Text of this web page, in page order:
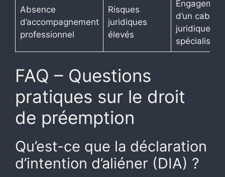
Absence
d’accompagnement
professionnel
Risques
juridiques
élevés
d’un cabinet
juridique
spécialisé
FAQ – Questions
pratiques sur le droit
de préemption
Qu’est-ce que la déclaration
d’intention d’aliéner (DIA) ?